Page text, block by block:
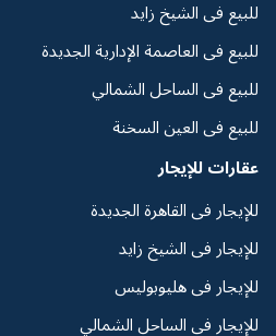
للبيع فى الشيخ زايد
للبيع فى العاصمة الإدارية الجديدة
للبيع فى الساحل الشمالي
للبيع فى العين السخنة
عقارات للإيجار
للإيجار فى القاهرة الجديدة
للإيجار فى الشيخ زايد
للإيجار فى هليوبوليس
للإيجار فى الساحل الشمالي